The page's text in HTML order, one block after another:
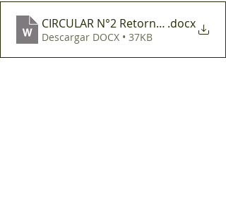
CIRCULAR N°2 Retorno Fase 2
.docx
Descargar DOCX • 37KB